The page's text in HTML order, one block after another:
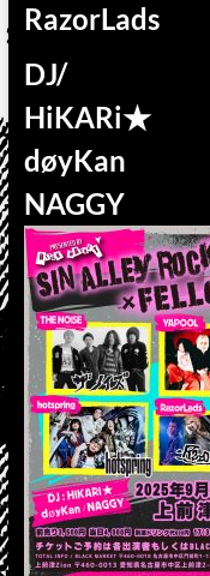
RazorLads
DJ/
HiKARi★
døyKan
NAGGY